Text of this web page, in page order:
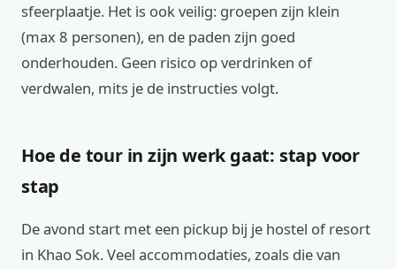
sfeerplaatje. Het is ook veilig: groepen zijn klein
(max 8 personen), en de paden zijn goed
onderhouden. Geen risico op verdrinken of
verdwalen, mits je de instructies volgt.
Hoe de tour in zijn werk gaat: stap voor
stap
De avond start met een pickup bij je hostel of resort
in Khao Sok. Veel accommodaties, zoals die van